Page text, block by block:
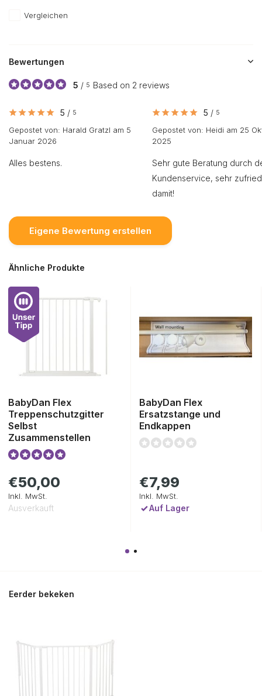
Vergleichen
Bewertungen
5 / 5 Based on 2 reviews
5 / 5
Gepostet von: Harald Gratzl am 5
Januar 2026
Alles bestens.
5 / 5
Gepostet von: Heidi am 25
2025
Sehr gute Beratung durch
Kundenservice, sehr
damit!
Eigene Bewertung erstellen
Ähnliche Produkte
BabyDan Flex
Treppenschutzgitter
Selbst
Zusammenstellen
€50,00
Inkl. MwSt.
Ausverkauft
BabyDan Flex
Ersatzstange und
Endkappen
€7,99
Inkl. MwSt.
Auf Lager
Eerder bekeken